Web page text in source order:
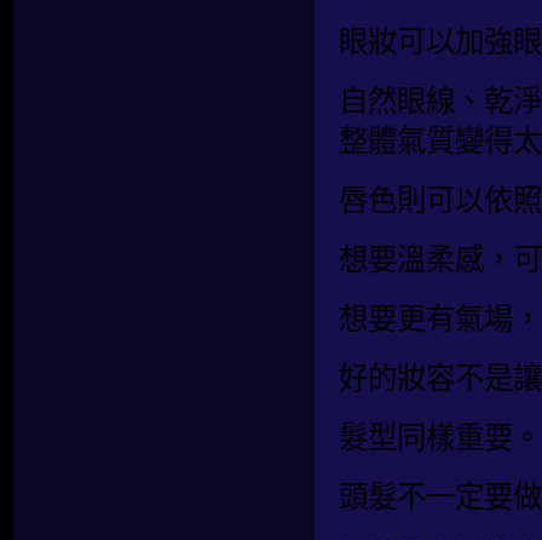
眼妝可以加強
自然眼線、乾
整體氣質變得
唇色則可以依
想要溫柔感，
想要更有氣場
好的妝容不是
髮型同樣重要。
頭髮不一定要